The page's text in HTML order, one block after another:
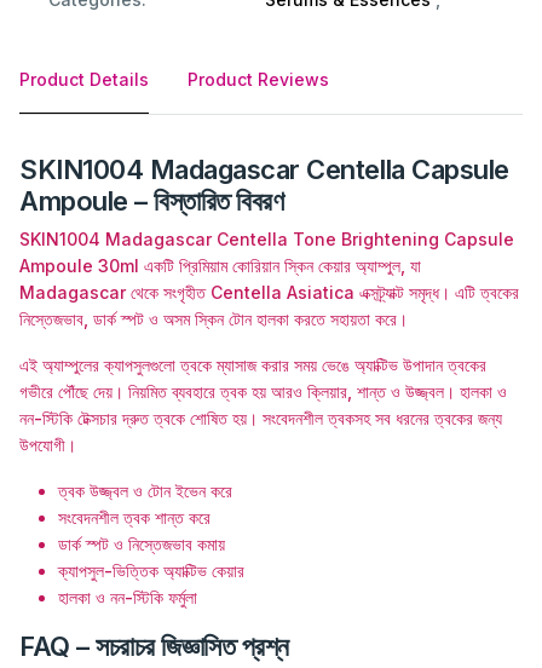
Product Details Product Reviews
SKIN1004 Madagascar Centella Capsule
Ampoule – বিস্তারিত বিবরণ
SKIN1004 Madagascar Centella Tone Brightening Capsule
Ampoule 30ml একটি প্রিমিয়াম কোরিয়ান স্কিন কেয়ার অ্যাম্পুল, যা
Madagascar থেকে সংগৃহীত Centella Asiatica এক্সট্র্যাক্ট সমৃদ্ধ। এটি ত্বকের
নিস্তেজভাব, ডার্ক স্পট ও অসম স্কিন টোন হালকা করতে সহায়তা করে।
এই অ্যাম্পুলের ক্যাপসুলগুলো ত্বকে ম্যাসাজ করার সময় ভেঙে অ্যাক্টিভ উপাদান ত্বকের
গভীরে পৌঁছে দেয়। নিয়মিত ব্যবহারে ত্বক হয় আরও ক্লিয়ার, শান্ত ও উজ্জ্বল। হালকা ও
নন-স্টিকি টেক্সচার দ্রুত ত্বকে শোষিত হয়। সংবেদনশীল ত্বকসহ সব ধরনের ত্বকের জন্য
উপযোগী।
ত্বক উজ্জ্বল ও টোন ইভেন করে
সংবেদনশীল ত্বক শান্ত করে
ডার্ক স্পট ও নিস্তেজভাব কমায়
ক্যাপসুল-ভিত্তিক অ্যাক্টিভ কেয়ার
হালকা ও নন-স্টিকি ফর্মুলা
FAQ – সচরাচর জিজ্ঞাসিত প্রশ্ন